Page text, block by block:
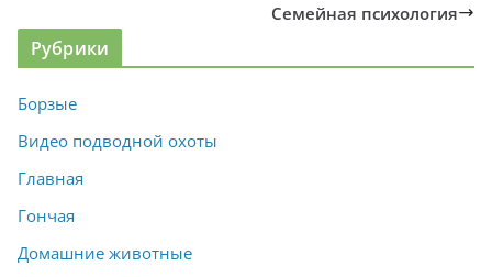
Семейная психология
Рубрики
Борзые
Видео подводной охоты
Главная
Гончая
Домашние животные